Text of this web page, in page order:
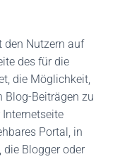
den Nutzern auf
des für die
die Möglichkeit,
Blog-Beiträgen zu
Portal, in
die Blogger oder